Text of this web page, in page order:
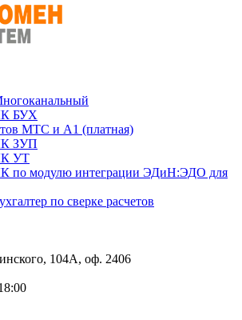
БУХ
МТС и А1 (платная)
ЗУП
УТ
по модулю интеграции ЭДиН:ЭДО для
по сверке расчетов
104А, оф. 2406